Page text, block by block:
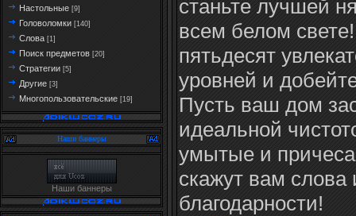
Настольные [9]
Головоломки [140]
Слова [1]
Поиск предметов [20]
Стратегии [5]
Другие [3]
Многопользовательские [19]
Наши баннеры
Наши баннеры
станьте лучшей
всем белом
пятьдесят
уровней и
Пусть ваш дом
идеальной
умытые и
скажут вам слова
благодарности!